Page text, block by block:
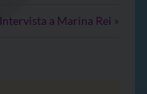
Intervista a Marina Rei »